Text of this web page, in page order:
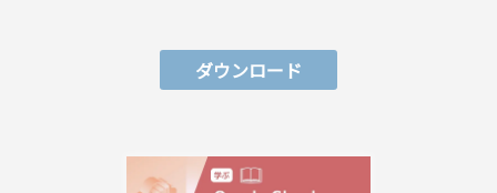
ダウンロード